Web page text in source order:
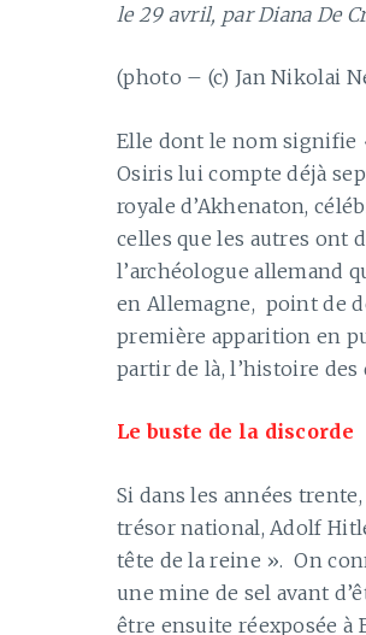
le 29 avril, par Diana De
(photo – (c) Jan Nikolai
Elle dont le nom signifie
Osiris lui compte déjà
royale d’Akhenaton,
celles que les autres ont
l’archéologue allemand
en Allemagne, point de
première apparition en
partir de là, l’histoire des
Le buste de la discorde
Si dans les années
trésor national, Adolf
tête de la reine ». On
une mine de sel avant
être ensuite réexposée à